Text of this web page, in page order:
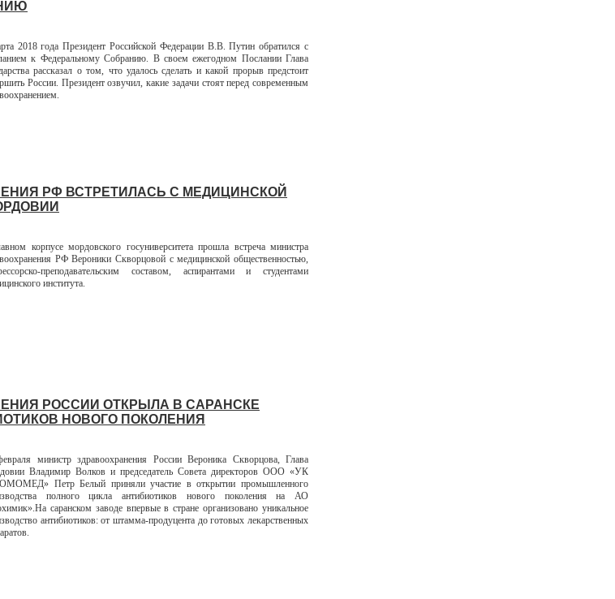
2018года Президент Российской Федерации В.В. Путин обратился с
к Федеральному Собранию. В своем ежегодном Послании Глава
рассказал о том, что удалось сделать и какой прорыв предстоит
России. Президент озвучил, какие задачи стоят перед современным
РФ ВСТРЕТИЛАСЬ С МЕДИЦИНСКОЙ
корпусе мордовского госуниверситета прошла встреча министра
РФ Вероники Скворцовой с медицинской общественностью,
преподавательским составом, аспирантами и студентами
института.
РОССИИ ОТКРЫЛА В САРАНСКЕ
НОВОГО ПОКОЛЕНИЯ
министр здравоохранения России Вероника Скворцова, Глава
Владимир Волков и председатель Совета директоров ООО «УК
Петр Белый приняли участие в открытии промышленного
полного цикла антибиотиков нового поколения на АО
саранском заводе впервые в стране организовано уникальное
антибиотиков: от штамма-продуцента до готовых лекарственных